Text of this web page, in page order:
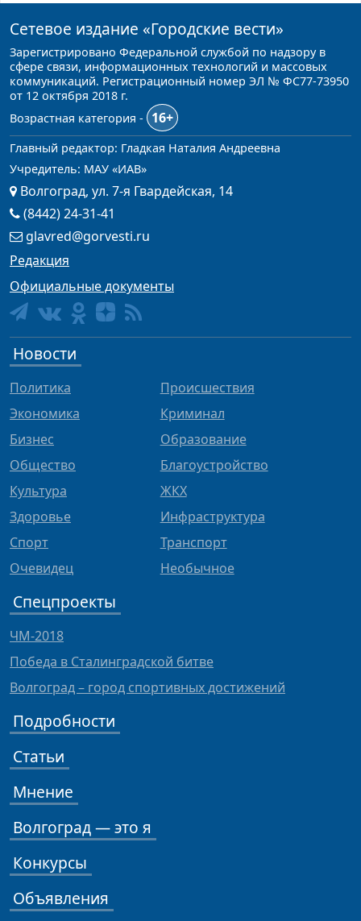
Сетевое издание «Городские вести»
Зарегистрировано Федеральной службой по надзору в
сфере связи, информационных технологий и массовых
коммуникаций. Регистрационный номер ЭЛ № ФС77-73950
от 12 октября 2018 г.
Возрастная категория -
16+
Главный редактор: Гладкая Наталия Андреевна
Учредитель: МАУ «ИАВ»
Волгоград, ул. 7-я Гвардейская, 14
(8442) 24-31-41
glavred@gorvesti.ru
Редакция
Официальные документы
Новости
Политика
Экономика
Бизнес
Общество
Культура
Здоровье
Спорт
Очевидец
Происшествия
Криминал
Образование
Благоустройство
ЖКХ
Инфраструктура
Транспорт
Необычное
Спецпроекты
ЧМ-2018
Победа в Сталинградской битве
Волгоград – город спортивных достижений
Подробности
Статьи
Мнение
Волгоград — это я
Конкурсы
Объявления